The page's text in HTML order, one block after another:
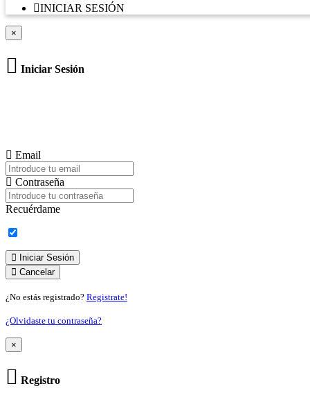
INICIAR SESIÓN
×
Iniciar Sesión
Email
Contraseña
Recuérdame
Iniciar Sesión
Cancelar
¿No estás registrado? Registrate!
¿Olvidaste tu contraseña?
×
Registro